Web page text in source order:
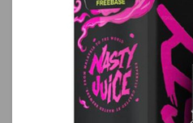
صاف
برای فعال شدن سبد خرید و
نمایش قیمت ، گزینه های
محصول را از کادر بالا انتخاب